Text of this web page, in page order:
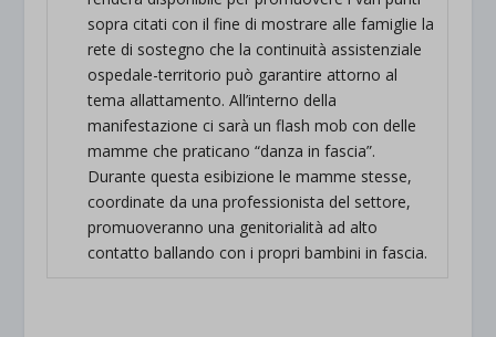
sopra citati con il fine di mostrare alle famiglie la
rete di sostegno che la continuità assistenziale
ospedale-territorio può garantire attorno al
tema allattamento. All’interno della
manifestazione ci sarà un flash mob con delle
mamme che praticano “danza in fascia”.
Durante questa esibizione le mamme stesse,
coordinate da una professionista del settore,
promuoveranno una genitorialità ad alto
contatto ballando con i propri bambini in fascia.